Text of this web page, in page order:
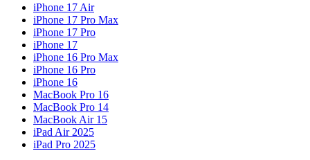
iPhone 17 Air
iPhone 17 Pro Max
iPhone 17 Pro
iPhone 17
iPhone 16 Pro Max
iPhone 16 Pro
iPhone 16
MacBook Pro 16
MacBook Pro 14
MacBook Air 15
iPad Air 2025
iPad Pro 2025